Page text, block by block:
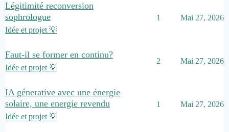
Légitimité reconversion
sophrologue
Idée et projet 💡
1 Mai 27, 2026
Faut-il se former en continu?
Idée et projet 💡
2 Mai 27, 2026
IA génerative avec une énergie
solaire, une energie revendu
Idée et projet 💡
1 Mai 27, 2026